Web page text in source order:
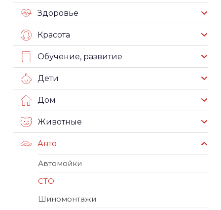
Здоровье
Красота
Обучение, развитие
Дети
Дом
Животные
Авто
Автомойки
СТО
Шиномонтажи